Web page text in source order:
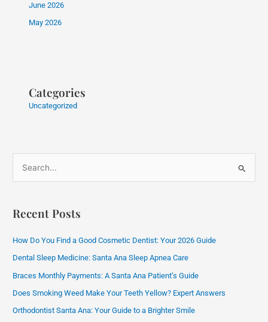
June 2026
May 2026
Categories
Uncategorized
r
f
o
r
:
Recent Posts
How Do You Find a Good Cosmetic Dentist: Your 2026 Guide
Dental Sleep Medicine: Santa Ana Sleep Apnea Care
Braces Monthly Payments: A Santa Ana Patient’s Guide
Does Smoking Weed Make Your Teeth Yellow? Expert Answers
Orthodontist Santa Ana: Your Guide to a Brighter Smile